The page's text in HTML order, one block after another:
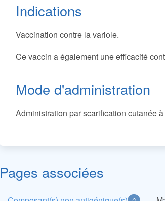
Indications
Vaccination contre la variole.
Ce vaccin a également une efficacité
Mode d'administration
Administration par scarification cutanée
Pages associées